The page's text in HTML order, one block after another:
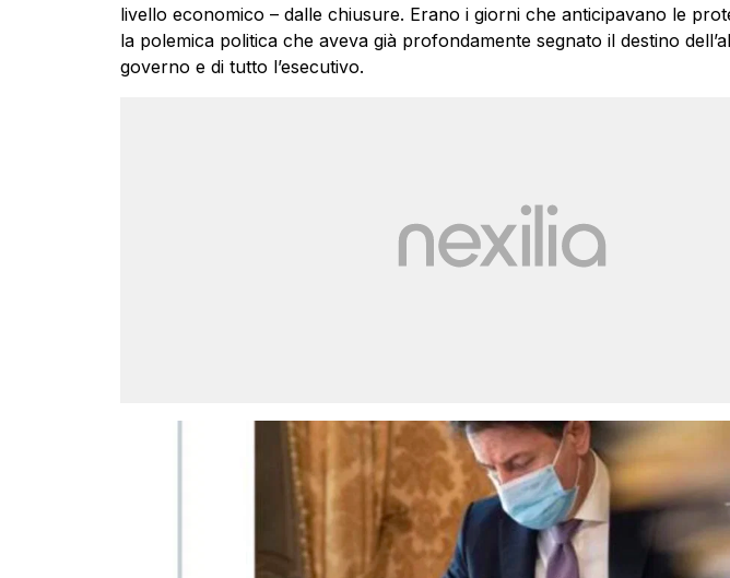
livello economico – dalle chiusure. Erano i giorni che anticipavano le
la polemica politica che aveva già profondamente segnato il destino
governo e di tutto l’esecutivo.